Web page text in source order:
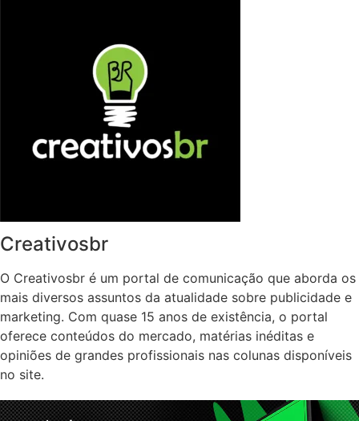
Creativosbr
O Creativosbr é um portal de comunicação que aborda os
mais diversos assuntos da atualidade sobre publicidade e
marketing. Com quase 15 anos de existência, o portal
oferece conteúdos do mercado, matérias inéditas e
opiniões de grandes profissionais nas colunas disponíveis
no site.